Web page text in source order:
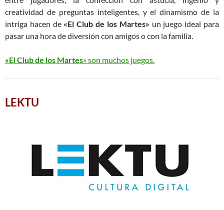
creatividad de preguntas inteligentes, y el dinamismo de la
intriga hacen de «El Club de los Martes» un juego ideal para
pasar una hora de diversión con amigos o con la familia.
«El Club de los Martes» son muchos juegos.
LEKTU